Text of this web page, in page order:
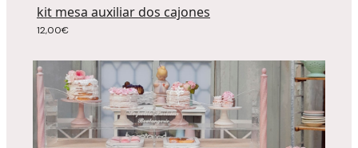
kit mesa auxiliar dos cajones
12,00€